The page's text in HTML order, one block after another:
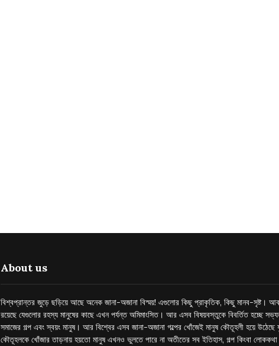
About us
বিশ্বপ্রান্তর জুড়ে ছড়িয়ে আছে অনেক জানা-অজানা বিস্ময়! এগুলোর কিছু প্রাকৃতিক, কিছু মানব-সৃষ্ট।
রয়েছে যেগুলোর রহস্য মানুষের কাছে এখন পর্যন্ত অমিমাংসিত। আর এসব বিষয়বস্তুকে বিবর্তিত হচ্ছে
সমাজের গল্প এবং স্বয়ং মানুষ। আর বিশ্বের এসব জানা-অজানা গল্পের খোঁজেই মানুষ কৌতূহলী হয়ে
কৌতূহলকে খোঁজার তাড়নায় হয়তো মানুষ এখনও ভুলতে পারে না অতীতের সব ইতিহাস, গল্প কিংবা